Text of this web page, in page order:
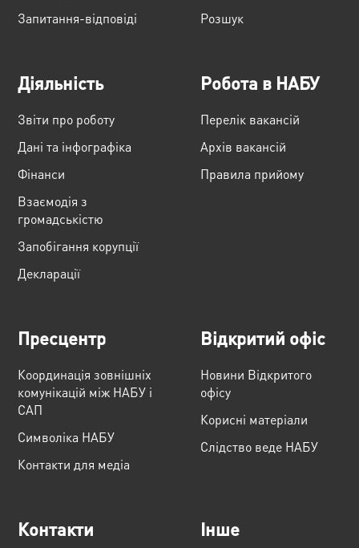
Запитання-відповіді
Розшук
Діяльність
Звіти про роботу
Дані та інфографіка
Фінанси
Взаємодія з
громадськістю
Запобігання корупції
Декларації
Робота в НАБУ
Перелік вакансій
Архів вакансій
Правила прийому
Пресцентр
Координація зовнішніх
комунікацій між НАБУ і
САП
Cимволіка НАБУ
Контакти для медіа
Відкритий офіс
Новини Відкритого
офісу
Корисні матеріали
Слідство веде НАБУ
Контакти Інше